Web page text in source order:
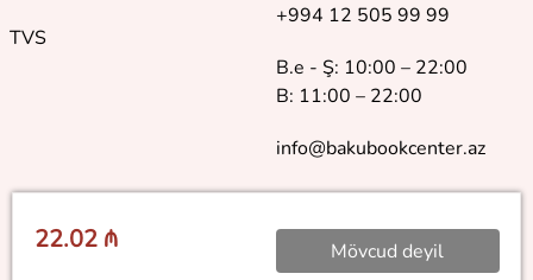
22.02 ₼ Mövcud deyil
TVS
+994 12 505 99 99
B.e - Ş: 10:00 – 22:00
B: 11:00 – 22:00
info@bakubookcenter.az